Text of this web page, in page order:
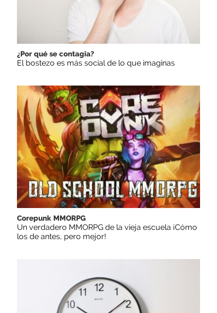
¿Por qué se contagia?
El bostezo es más social de lo que imaginas
Corepunk MMORPG
Un verdadero MMORPG de la vieja escuela ¡Cómo
los de antes, pero mejor!